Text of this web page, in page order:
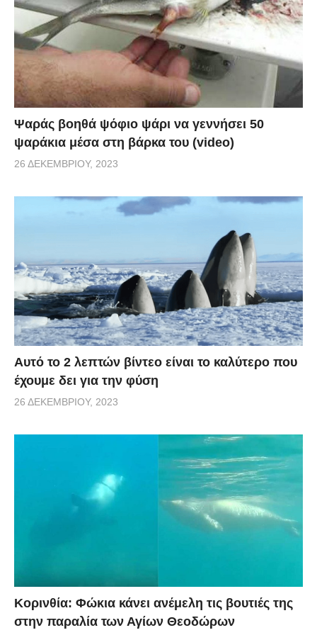
Ψαράς βοηθά ψόφιο ψάρι να γεννήσει 50
ψαράκια μέσα στη βάρκα του (video)
26 ΔΕΚΕΜΒΡΊΟΥ, 2023
Αυτό το 2 λεπτών βίντεο είναι το καλύτερο που
έχουμε δει για την φύση
26 ΔΕΚΕΜΒΡΊΟΥ, 2023
Κορινθία: Φώκια κάνει ανέμελη τις βουτιές της
στην παραλία των Αγίων Θεοδώρων